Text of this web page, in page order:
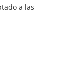
a las